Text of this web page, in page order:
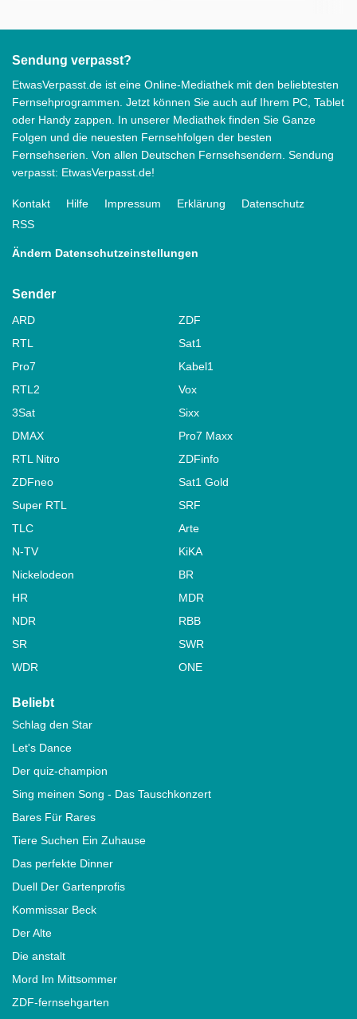
Sendung verpasst?
EtwasVerpasst.de ist eine Online-Mediathek mit den beliebtesten
Fernsehprogrammen. Jetzt können Sie auch auf Ihrem PC, Tablet
oder Handy zappen. In unserer Mediathek finden Sie Ganze
Folgen und die neuesten Fernsehfolgen der besten
Fernsehserien. Von allen Deutschen Fernsehsendern. Sendung
verpasst: EtwasVerpasst.de!
Kontakt Hilfe Impressum Erklärung
Datenschutz
RSS
Ändern Datenschutzeinstellungen
Sender
ARD
ZDF
RTL
Sat1
Pro7
Kabel1
RTL2
Vox
3Sat
Sixx
DMAX
Pro7 Maxx
RTL Nitro
ZDFinfo
ZDFneo
Sat1 Gold
Super RTL
SRF
TLC
Arte
N-TV
KiKA
Nickelodeon
BR
HR
MDR
NDR
RBB
SR
SWR
WDR
ONE
Beliebt
Schlag den Star
Let's Dance
Der quiz-champion
Sing meinen Song - Das Tauschkonzert
Bares Für Rares
Tiere Suchen Ein Zuhause
Das perfekte Dinner
Duell Der Gartenprofis
Kommissar Beck
Der Alte
Die anstalt
Mord Im Mittsommer
ZDF-fernsehgarten